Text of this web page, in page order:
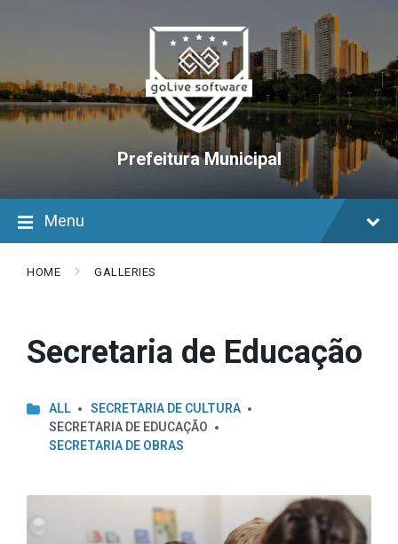
Prefeitura Municipal
Menu
HOME GALLERIES
Secretaria de Educação
ALL
SECRETARIA DE CULTURA
SECRETARIA DE EDUCAÇÃO
SECRETARIA DE OBRAS
Open
Gallery